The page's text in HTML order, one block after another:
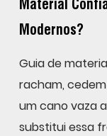
Material
Modernos?
Guia de
racham,
um cano vaza
substitui essa